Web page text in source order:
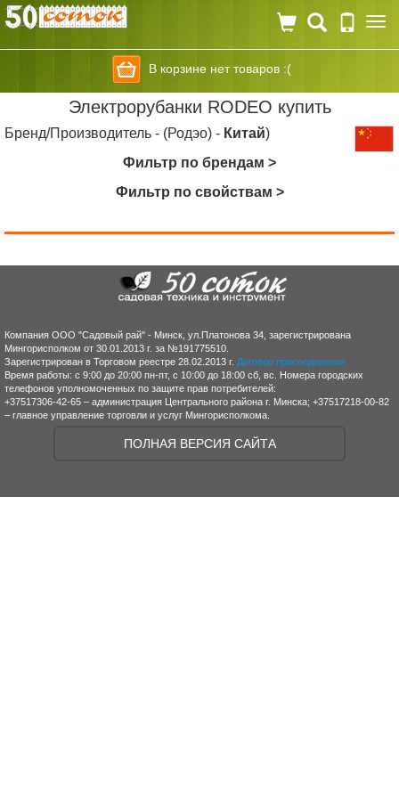
В корзине нет товаров :(
Электрорубанки RODEO купить
Бренд/Производитель - (Родэо) - Китай)
Фильтр по брендам >
Фильтр по свойствам >
Компания ООО "Садовый рай" - Минск, ул.Платонова 34, зарегистрирована
Мингорисполком от 30.01.2013 г. за №191775510.
Зарегистрирован в Торговом реестре 28.02.2013 г. Договор присоединения
Время работы: с 9:00 до 20:00 пн-пт, с 10:00 до 18:00 сб, вс. Номера городских
телефонов уполномоченных по защите прав потребителей:
+37517306-42-65 – администрация Центрального района г. Минска; +37517218-00-82
– главное управление торговли и услуг Мингорисполкома.
ПОЛНАЯ ВЕРСИЯ САЙТА